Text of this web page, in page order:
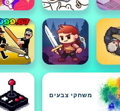
משחקי צבעים